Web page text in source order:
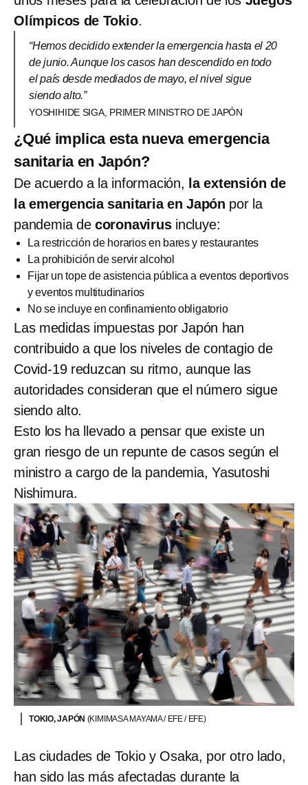
Olímpicos de Tokio.
“Hemos decidido extender la emergencia hasta el 20
de junio. Aunque los casos han descendido en todo
el país desde mediados de mayo, el nivel sigue
siendo alto.”
YOSHIHIDE SIGA, PRIMER MINISTRO DE JAPÓN
¿Qué implica esta nueva emergencia
sanitaria en Japón?
De acuerdo a la información, la extensión de
la emergencia sanitaria en Japón por la
pandemia de coronavirusincluye:
La restricción de horarios en bares y restaurantes
La prohibición de servir alcohol
Fijar un tope de asistencia pública a eventos deportivos
y eventos multitudinarios
No se incluye en confinamiento obligatorio
Las medidas impuestas por Japón han
contribuido a que los niveles de contagio de
Covid-19 reduzcan su ritmo, aunque las
autoridades consideran que el número sigue
siendo alto.
Esto los ha llevado a pensar que existe un
gran riesgo de un repunte de casos según el
ministro a cargo de la pandemia, Yasutoshi
Nishimura.
TOKIO, JAPÓN (KIMIMASA MAYAMA / EFE / EFE)
Las ciudades de Tokio y Osaka, por otro lado,
han sido las más afectadas durante la